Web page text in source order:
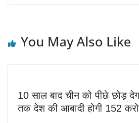
You May Also Like
10 साल बाद चीन को पीछे छोड़
तक देश की आबादी होगी 152